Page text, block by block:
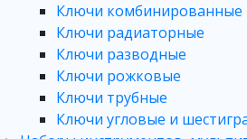
Ключи комбинированные
Ключи радиаторные
Ключи разводные
Ключи рожковые
Ключи трубные
Ключи угловые и